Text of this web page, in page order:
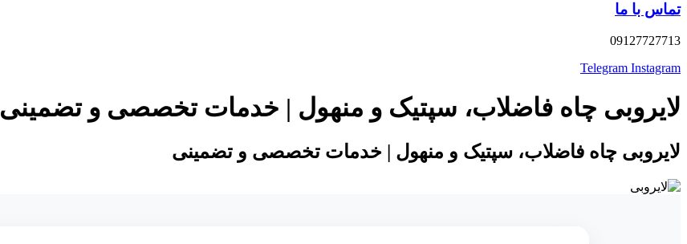
تماس با ما
09127727713
Telegram Instagram
لایروبی چاه فاضلاب، سپتیک و منهول | خدمات تخصصی و تضمینی
لایروبی چاه فاضلاب، سپتیک و منهول | خدمات تخصصی و تضمینی